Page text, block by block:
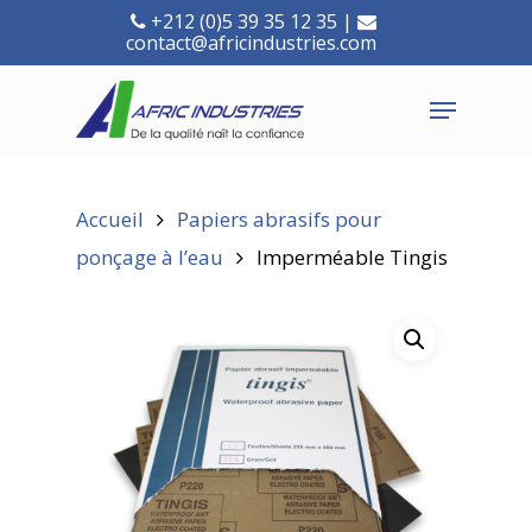
+212 (0)5 39 35 12 35 |
contact@africindustries.com
Accueil
Papiers abrasifs pour
ponçage à l’eau
Imperméable Tingis